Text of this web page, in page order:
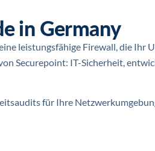
in Germany
leistungsfähige Firewall, die Ihr
Securepoint: IT-Sicherheit,
für Ihre